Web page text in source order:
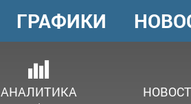
АНАЛИТИКА
ГРАФИКИ